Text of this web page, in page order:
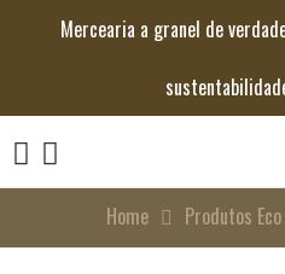
Mercearia a granel de
Home Produtos Eco